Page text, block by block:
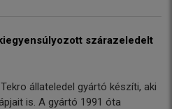
szárazeledelt
állateledel gyártó készíti, aki
is. A gyártó 1991 óta